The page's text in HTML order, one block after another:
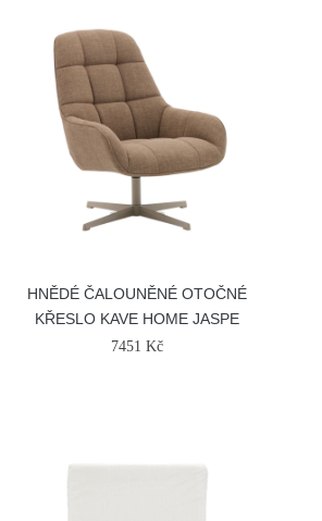
HNĚDÉ ČALOUNĚNÉ OTOČNÉ
KŘESLO KAVE HOME JASPE
7451 Kč